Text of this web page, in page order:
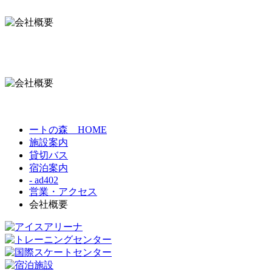
ートの森 HOME
施設案内
貸切バス
宿泊案内
- ad402
営業・アクセス
会社概要